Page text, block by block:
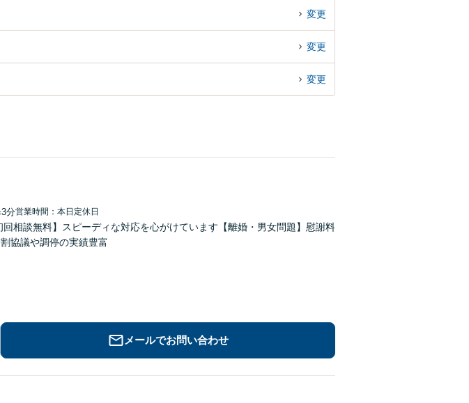
変更
変更
変更
分営業時間：本日定休日
回相談無料】スピーディな対応を心がけています【離婚・男女問題】慰謝料
協議や調停の実績豊富
メールでお問い合わせ